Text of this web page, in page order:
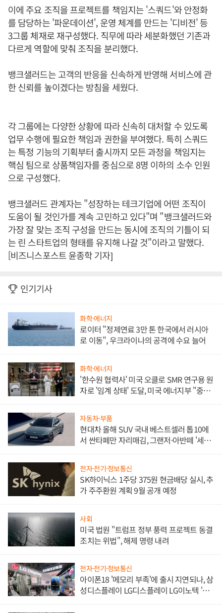
이에 주요 조직을 프로젝트를 책임지는 '스쿼드'와 안정화
를 담당하는 '파운데이션', 운영 체계를 만드는 '디비전' 등
3그룹 체재로 재구성했다. 직무에 따라 세분화했던 기존과
다르게 역할에 맞춰 조직을 분리했다.
뱅크샐러드는 고객의 반응을 신속하게 반영해 서비스에 관
한 신뢰를 높이겠다는 방침을 세웠다.
각 그룹에는 다양한 상황에 따라 신속히 대처할 수 있도록
업무 수행에 필요한 책임과 권한을 부여했다. 특히 스쿼드
는 특정 기능의 기획부터 출시까지 모든 과정을 책임지는
핵심 팀으로 상품책임자를 중심으로 8명 이하의 소수 인원
으로 구성했다.
뱅크샐러드 관계자는 "성장하는 테크기업에 어떤 조직이
도움이 될 것인가를 계속 고민하고 있다"며 "뱅크샐러드와
가장 잘 맞는 조직 구성을 만드는 동시에 조직의 기틀이 되
는 린 스타트업의 형태를 유지해 나갈 것"이라고 말했다.
[비즈니스포스트 윤종학 기자]
인기기사
화학·에너지
로이터 "정제연료 3만 톤 한국에서 러시아
로 이동", 우크라이나의 공격에 수요 늘어
화학·에너지
'한수원 협력사' 미국 오클로 SMR 연구용 원
자로 '임계 상태' 도달, 미국 에너지부 "중요
자동차·부품
현대차 올해 SUV 국내 베스트셀러 톱10에
서 싼타페만 자리매김, 그랜저·아반떼 '세단
전자·전기·정보통신
SK하이닉스 1주당 375원 현금배당 실시, 추
가 주주환원 계획 9월 공개 예정
사회
미국 법원 "트럼프 정부 풍력 프로젝트 동결
조치는 위법", 해제 명령 내려
전자·전기·정보통신
아이폰18 '메모리 부족'에 출시 지연되나, 삼
성디스플레이 LG디스플레이 LG이노텍 '탈